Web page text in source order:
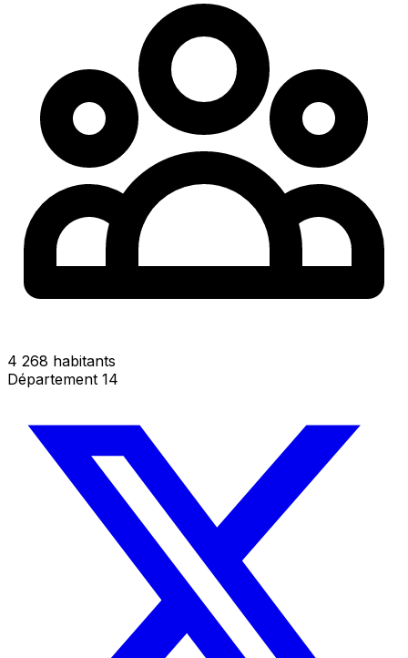
4 268 habitants
Département 14